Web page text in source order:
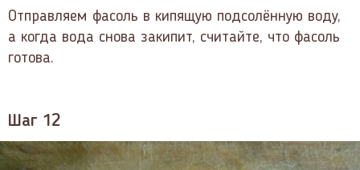
Отправляем фасоль в кипящую подсолённую воду,
а когда вода снова закипит, считайте, что фасоль
готова.
Шаг 12